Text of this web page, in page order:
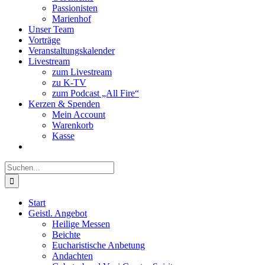
Passionisten
Marienhof
Unser Team
Vorträge
Veranstaltungskalender
Livestream
zum Livestream
zu K-TV
zum Podcast „All Fire“
Kerzen & Spenden
Mein Account
Warenkorb
Kasse
Suche
nach:
Start
Geistl. Angebot
Heilige Messen
Beichte
Eucharistische Anbetung
Andachten